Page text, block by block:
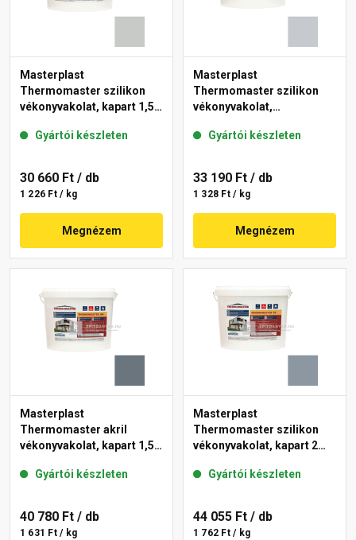
Masterplast
Thermomaster szilikon
vékonyvakolat, kapart 1,5
Gyártói készleten
30 660 Ft / db
1 226 Ft / kg
Megnézem
Masterplast
Thermomaster szilikon
vékonyvakolat,
50-F 25 kg
Gyártói készleten
33 190 Ft / db
1 328 Ft / kg
Megnézem
Masterplast
Thermomaster akril
vékonyvakolat, kapart 1,5
Gyártói készleten
40 780 Ft / db
1 631 Ft / kg
Masterplast
Thermomaster szilikon
vékonyvakolat, kapart 2
Gyártói készleten
44 055 Ft / db
1 762 Ft / kg